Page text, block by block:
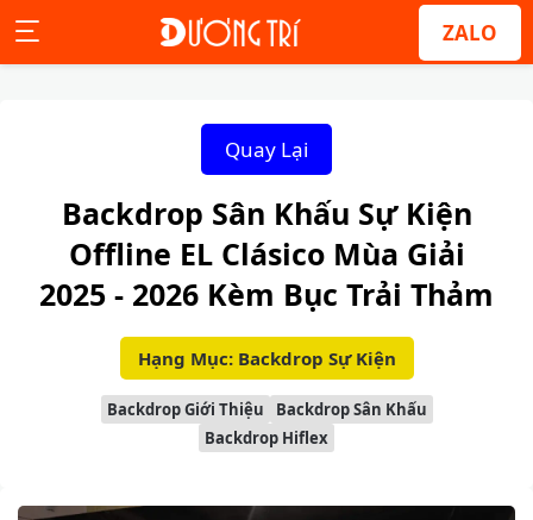
ZALO
Quay Lại
Backdrop Sân Khấu Sự Kiện
Offline EL Clásico Mùa Giải
2025 - 2026 Kèm Bục Trải Thảm
Hạng Mục: Backdrop Sự Kiện
Backdrop Giới Thiệu
Backdrop Sân Khấu
Backdrop Hiflex